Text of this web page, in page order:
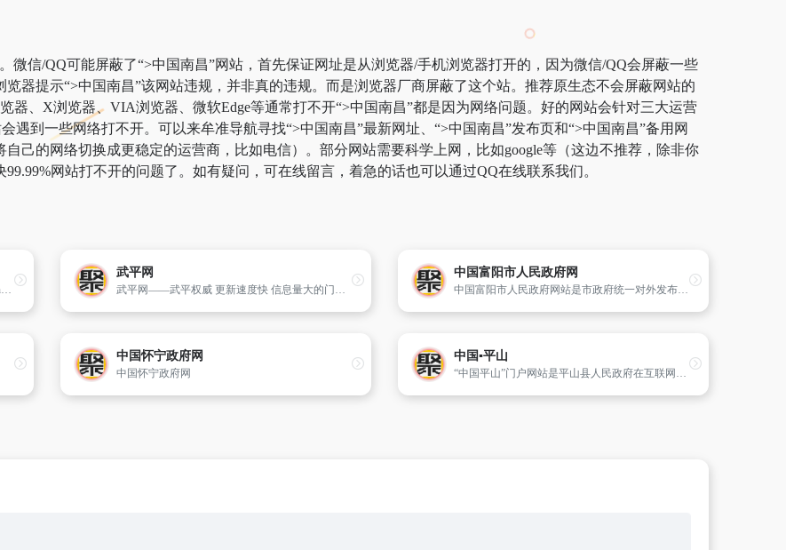
微信/QQ可能屏蔽了“>中国南昌”网站，首先保证网址是从浏览器/手机浏览器打开的，因为微信/QQ会屏蔽一些
器提示“>中国南昌”该网站违规，并非真的违规。而是浏览器厂商屏蔽了这个站。推荐原生态不会屏蔽网站的
器、X浏览器、VIA浏览器、微软Edge等通常打不开“>中国南昌”都是因为网络问题。好的网站会针对三大运营
遇到一些网络打不开。可以来牟准导航寻找“>中国南昌”最新网址、“>中国南昌”发布页和“>中国南昌”备用网
己的网络切换成更稳定的运营商，比如电信）。部分网站需要科学上网，比如google等（这边不推荐，除非你
网站打不开的问题了。如有疑问，可在线留言，着急的话也可以通过QQ在线联系我们。
“中国广州番禺”（www.panyu.gov.cn 或 www.panyu.gd.cn）是由广州市番禺区人民政府主办,番禺区人民政府办公室、番禺区政务管理办公室承办的综合性政府门户网站,是全区性政务公开的电子媒体,联系全区企业和市民的纽带,政府电子服务的载体,其主要目的是整合全区的政府信息资源,为公众获取政务信息和享受政府
武平网
武平网——武平权威 更新速度快 信息量大的门户网站
中国富阳市人民政府网
中国富阳市人民政府网站是市政府统一对外发布各类政务信息,为各界人士提供网上办理有关事务和业务的政府综合服务平台。网站为访问者提供富阳市政务、经济、投资、旅游等全方位的信息和在线公共服务。
中国怀宁政府网
中国怀宁政府网
中国▪平山
“中国平山”门户网站是平山县人民政府在互联网上建立的政府门户网站,是平山县人民政府及各部门信息发布的总平台、对外宣传和为民服务的总窗口。